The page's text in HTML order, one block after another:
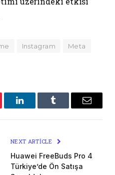
Instagram
Meta
LinkedInTumblr Email
NEXT ARTICLE
Huawei FreeBuds Pro 4
Türkiye’de Ön Satışa